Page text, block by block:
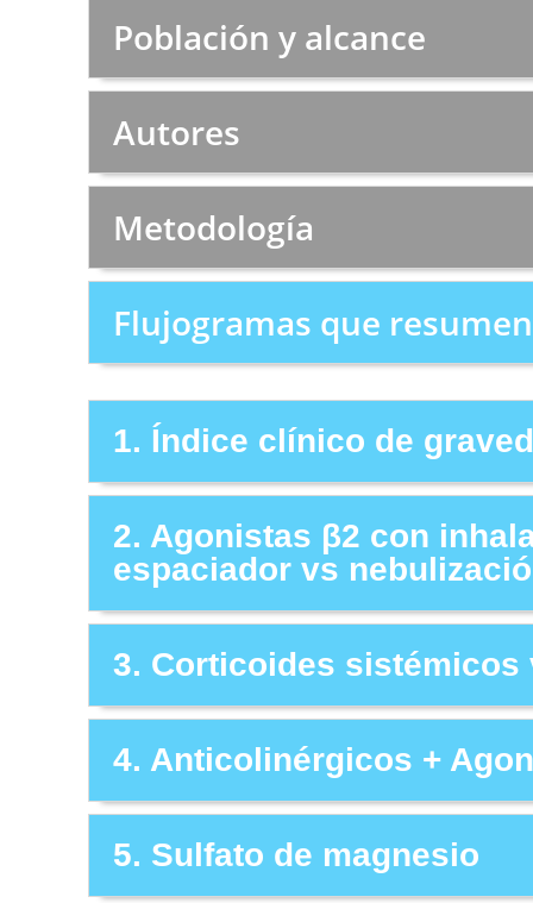
Población y alcance
Autores
Metodología
Flujogramas que
1. Índice clínico de
2. Agonistas β2 con
espaciador vs
3. Corticoides sistémicos
4. Anticolinérgicos +
5. Sulfato de magnesio